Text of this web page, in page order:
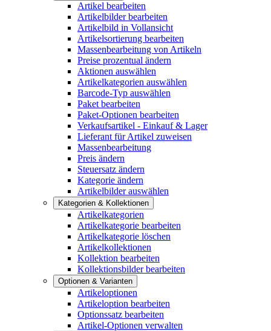
Artikel bearbeiten
Artikelbilder bearbeiten
Artikelbild in Vollansicht
Artikelsortierung bearbeiten
Massenbearbeitung von Artikeln
Preise prozentual ändern
Aktionen auswählen
Artikelkategorien auswählen
Barcode-Typ auswählen
Paket bearbeiten
Paket-Optionen bearbeiten
Verkaufsartikel - Einkauf & Lager
Lieferant für Artikel zuweisen
Massenbearbeitung
Preis ändern
Steuersatz ändern
Kategorie ändern
Artikelbilder auswählen
Kategorien & Kollektionen
Artikelkategorien
Artikelkategorie bearbeiten
Artikelkategorie löschen
Artikelkollektionen
Kollektion bearbeiten
Kollektionsbilder bearbeiten
Optionen & Varianten
Artikeloptionen
Artikeloption bearbeiten
Optionssatz bearbeiten
Artikel-Optionen verwalten